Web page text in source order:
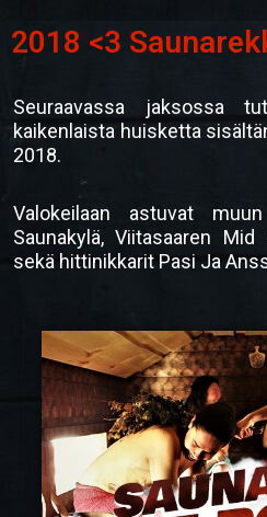
2018 <3
Seuraavassa jaksossa
kaikenlaista huisketta
2018.
Valokeilaan astuvat
Saunakylä, Viitasaaren
sekä hittinikkarit Pasi Ja